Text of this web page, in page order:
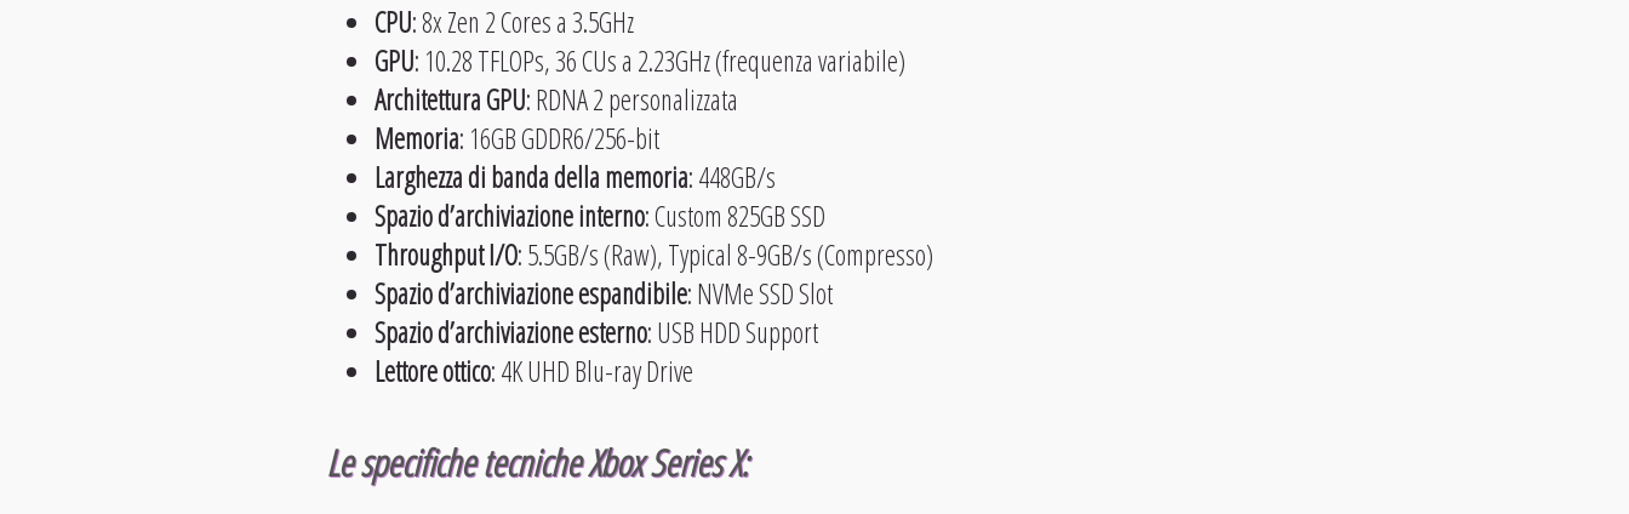
CPU: 8x Zen 2 Cores a 3.5GHz
GPU: 10.28 TFLOPs, 36 CUs a 2.23GHz (frequenza variabile)
Architettura GPU: RDNA 2 personalizzata
Memoria: 16GB GDDR6/256-bit
Larghezza di banda della memoria: 448GB/s
Spazio d’archiviazione interno: Custom 825GB SSD
Throughput I/O: 5.5GB/s (Raw), Typical 8-9GB/s (Compresso)
Spazio d’archiviazione espandibile: NVMe SSD Slot
Spazio d’archiviazione esterno: USB HDD Support
Lettore ottico: 4K UHD Blu-ray Drive
Lespecifiche tecniche Xbox Series X: